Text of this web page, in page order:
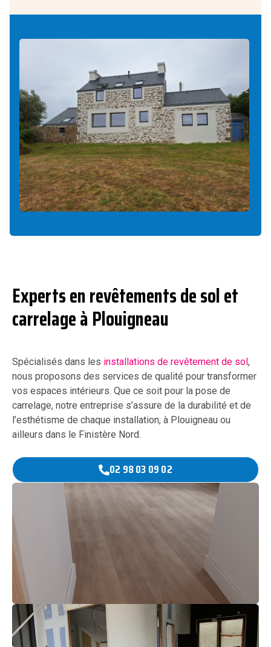
Experts en revêtements de sol et
carrelage à Plouigneau
Spécialisés dans les installations de revêtement de sol ,
nous proposons des services de qualité pour transformer
vos espaces intérieurs. Que ce soit pour la pose de
carrelage, notre entreprise s’assure de la durabilité et de
l’esthétisme de chaque installation, à Plouigneau ou
ailleurs dans le Finistère Nord.
02 98 03 09 02